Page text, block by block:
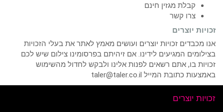
קבלת מגזין חינם
צרו קשר
זכויות יוצרים
אנו מכבדים זכויות יוצרים ועושים מאמץ לאתר את בעלי הזכויות
בצילומים המגיעים לידינו. אם זיהיתם בפרסומינו צילום שיש לכם
זכויות בו, אתם רשאים לפנות אלינו ולבקש לחדול מהשימוש
באמצעות כתובת המייל taler@taler.co.il
זכויות יוצרים